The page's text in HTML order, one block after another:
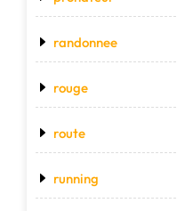
randonnee
rouge
route
running